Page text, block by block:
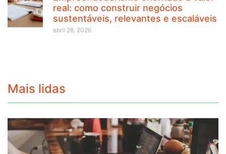
real: como construir negócios
sustentáveis, relevantes e escaláveis
abril 28, 2026
Mais lidas